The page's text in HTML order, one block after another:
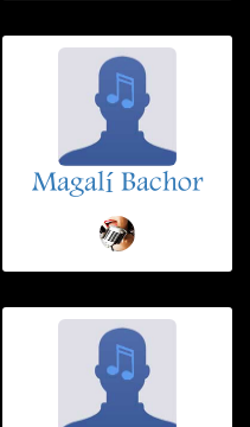
Magalí Bachor